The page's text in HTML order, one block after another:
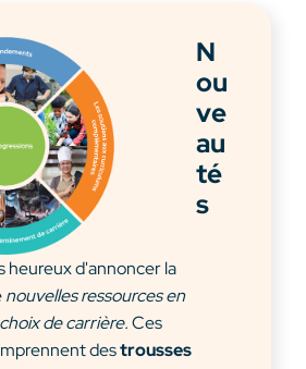
N
ou
ve
au
té
s
heureux d'annoncer la
nouvelles ressources en
de carrière.Ces
destrousses